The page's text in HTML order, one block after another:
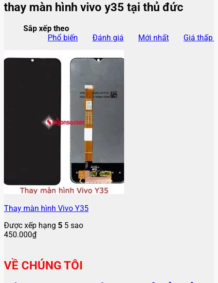
thay màn hình vivo y35 tại thủ đức
Sắp xếp theo
Phổ biến
Đánh giá Mới nhất Giá thấp
Thay màn hình Vivo Y35
Được xếp hạng 5 5 sao
450.000₫
VỀ CHÚNG TÔI